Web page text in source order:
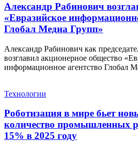
Александр Рабинович
«Евразийское
Глобал Медиа Групп»
Александр Рабинович как
возглавил акционерное общество
информационное агентство Глобал
Технологии
Роботизация в мире бьет
количество промышленных
15% в 2025 году